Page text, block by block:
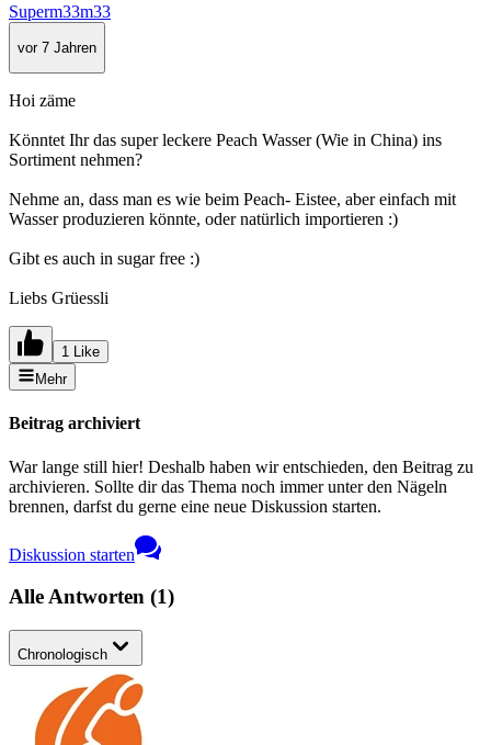
Superm33m33
vor 7 Jahren
Hoi zäme
Könntet Ihr das super leckere Peach Wasser (Wie in China) ins
Sortiment nehmen?
Nehme an, dass man es wie beim Peach- Eistee, aber einfach mit
Wasser produzieren könnte, oder natürlich importieren :)
Gibt es auch in sugar free :)
Liebs Grüessli
1 Like
Mehr
Beitrag archiviert
War lange still hier! Deshalb haben wir entschieden, den Beitrag zu
archivieren. Sollte dir das Thema noch immer unter den Nägeln
brennen, darfst du gerne eine neue Diskussion starten.
Diskussion starten
Alle Antworten (1)
Chronologisch